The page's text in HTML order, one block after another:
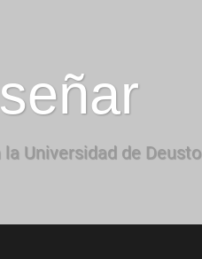
Universidad de Deusto